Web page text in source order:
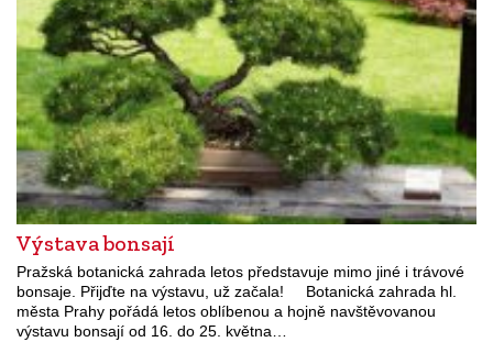
Výstava bonsají
Pražská botanická zahrada letos představuje mimo jiné i trávové
bonsaje. Přijďte na výstavu, už začala! Botanická zahrada hl.
města Prahy pořádá letos oblíbenou a hojně navštěvovanou
výstavu bonsají od 16. do 25. května…